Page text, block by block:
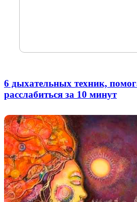
6 дыхательных техник,
расслабиться за 10 минут